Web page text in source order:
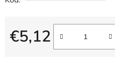
€5,12
Jednotková cena: